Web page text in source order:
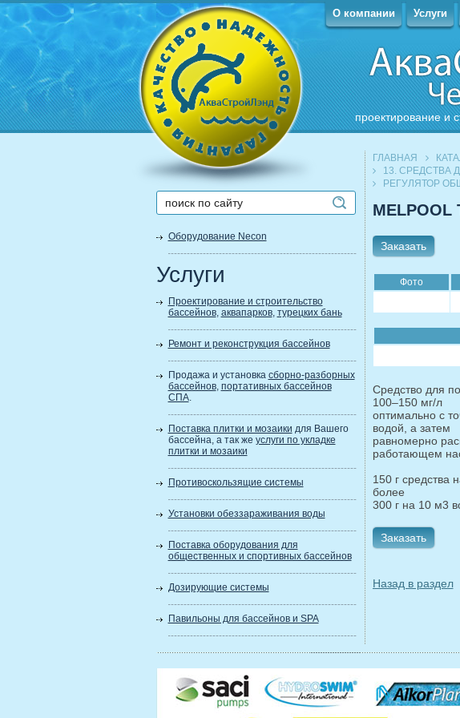
проектирование и
О компании Услуги
Оборудование Necon
Услуги
Проектирование и строительство
бассейнов, аквапарков, турецких бань
Ремонт и реконструкция бассейнов
Продажа и установка сборно-разборных
бассейнов, портативных бассейнов
СПА.
Поставка плитки и мозаики для Вашего
бассейна, а так же услуги по укладке
плитки и мозаики
Противоскользящие системы
Установки обеззараживания воды
Поставка оборудования для
общественных и спортивных бассейнов
Дозирующие системы
Павильоны для бассейнов и SPA
ГЛАВНАЯ
13. СРЕДСТВА
РЕГУЛЯТОР
MELPOOL
Заказать
Фото
Средство для
100–150 мг/л
оптимально с
водой, а затем
равномерно
работающем
150 г средства
более
300 г на 10 м3
Заказать
Назад в раздел